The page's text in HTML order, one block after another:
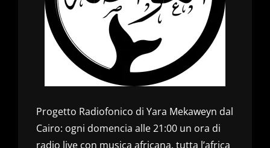
Progetto Radiofonico di Yara Mekaweyn dal
Cairo: ogni domencia alle 21:00 un ora di
radio live con musica africana, tutta l’africa